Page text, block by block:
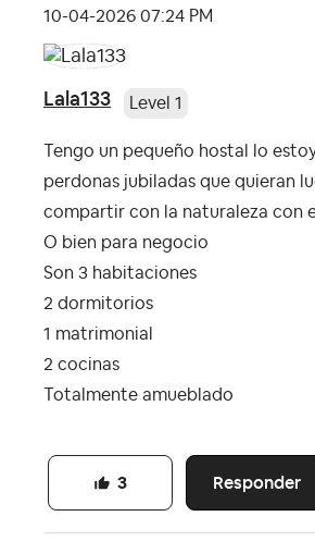
‎10-04-2026 07:24 PM
Lala133 Level 1
Tengo un pequeño hostal lo
perdonas jubiladas que quieran
compartir con la naturaleza con
O bien para negocio
Son 3 habitaciones
2 dormitorios
1 matrimonial
2 cocinas
Totalmente amueblado
Responder
3